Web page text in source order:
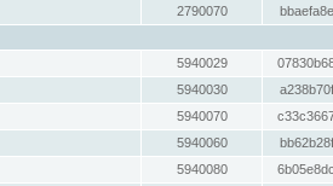
2790070
5940029
5940030
5940070
5940060
5940080